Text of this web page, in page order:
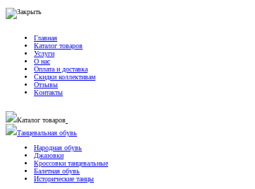
Главная
Каталог товаров
Услуги
О нас
Оплата и доставка
Скидки коллективам
Отзывы
Контакты
Каталог товаров
Танцевальная обувь
Народная обувь
Джазовки
Кроссовки танцевальные
Балетная обувь
Исторические танцы